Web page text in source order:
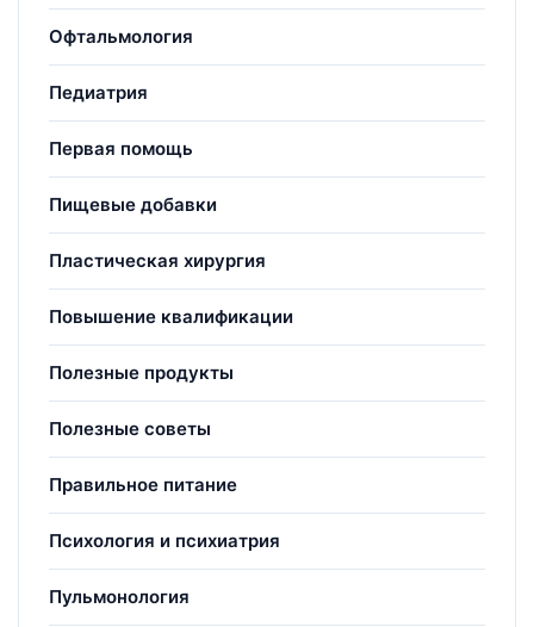
Офтальмология
Педиатрия
Первая помощь
Пищевые добавки
Пластическая хирургия
Повышение квалификации
Полезные продукты
Полезные советы
Правильное питание
Психология и психиатрия
Пульмонология